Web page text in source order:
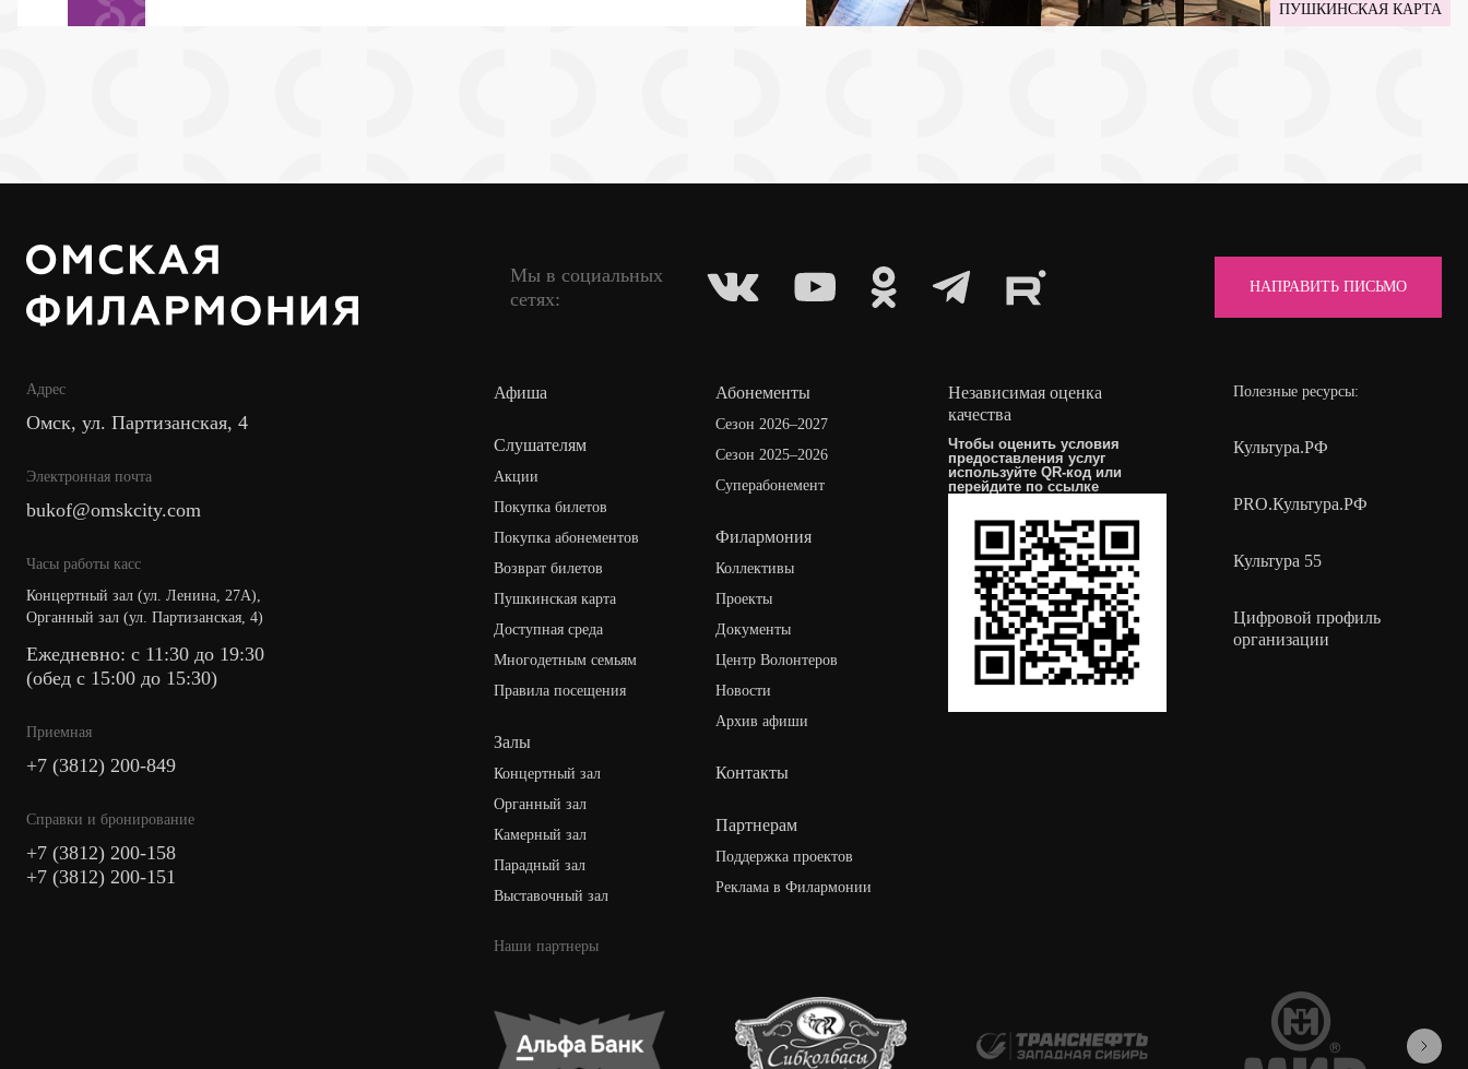
ПУШКИНСКАЯ КАРТА
Мы в социальных
сетях:
НАПРАВИТЬ ПИСЬМО
Адрес
Омск, ул. Партизанская, 4
Электронная почта
bukof@omskcity.com
Часы работы касс
Концертный зал (ул. Ленина, 27А),
Органный зал (ул. Партизанская, 4)
Ежедневно: с 11:30 до 19:30
(обед с 15:00 до 15:30)
Приемная
+7 (3812) 200-849
Cправки и бронирование
+7 (3812) 200-158
+7 (3812) 200-151
Афиша
Слушателям
Акции
Покупка билетов
Покупка абонементов
Возврат билетов
Пушкинская карта
Доступная среда
Многодетным семьям
Правила посещения
Залы
Концертный зал
Органный зал
Камерный зал
Парадный зал
Выставочный зал
Абонементы
Сезон 2026–2027
Сезон 2025–2026
Суперабонемент
Филармония
Коллективы
Проекты
Документы
Центр Волонтеров
Новости
Архив афиши
Контакты
Партнерам
Поддержка проектов
Реклама в Филармонии
Независимая оценка
качества
Чтобы оценить условия
предоставления услуг
используйте QR-код или
перейдите поссылке
Полезные ресурсы:
Культура.РФ
PRO.Культура.РФ
Культура 55
Цифровой профиль
организации
Наши партнеры